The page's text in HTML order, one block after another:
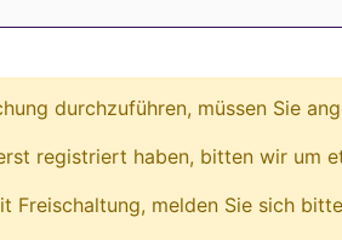
durchzuführen, müssen Sie
registriert haben, bitten wir um
Freischaltung, melden Sie sich